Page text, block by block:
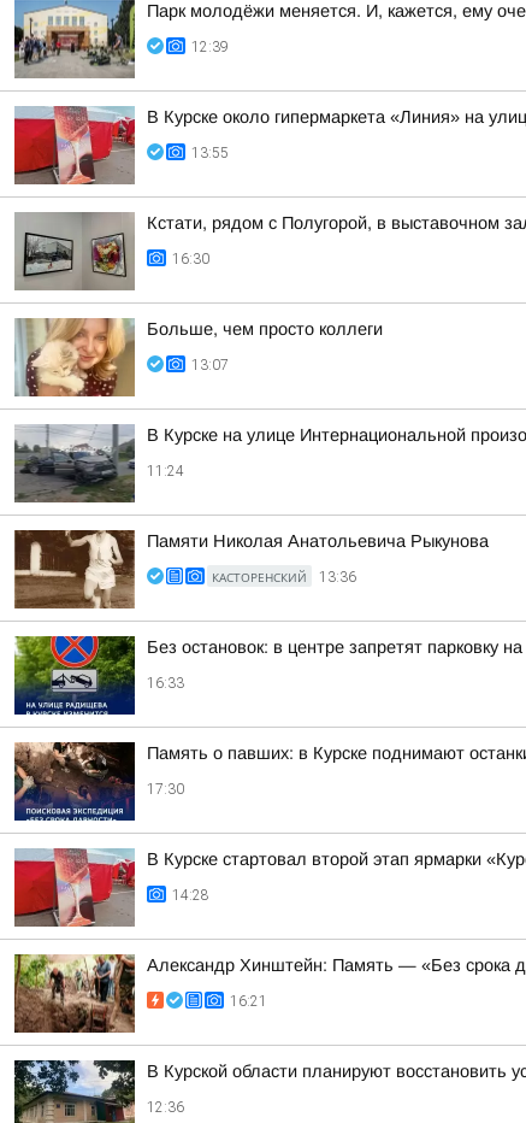
Парк молодёжи меняется. И, кажется, ему
12:39
В Курске около гипермаркета «Линия» на
13:55
Кстати, рядом с Полугорой, в выставочном
16:30
Больше, чем просто коллеги
13:07
В Курске на улице Интернациональной
11:24
Памяти Николая Анатольевича Рыкунова
КАСТОРЕНСКИЙ 13:36
Без остановок: в центре запретят парковку
16:33
Память о павших: в Курске поднимают
17:30
В Курске стартовал второй этап ярмарки
14:28
Александр Хинштейн: Память — «Без срока
16:21
В Курской области планируют восстановить
12:36